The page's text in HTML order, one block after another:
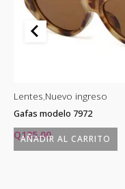
AÑADIR AL CARRITO
Lentes,Nuevo ingreso
Gafas modelo 7972
Q125.00